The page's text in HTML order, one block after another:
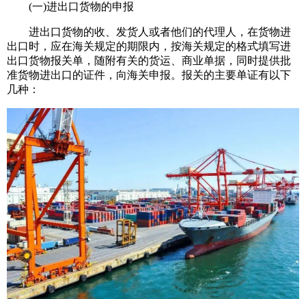
(一)进出口货物的申报
进出口货物的收、发货人或者他们的代理人，在货物进
出口时，应在海关规定的期限内，按海关规定的格式填写进
出口货物报关单，随附有关的货运、商业单据，同时提供批
准货物进出口的证件，向海关申报。报关的主要单证有以下
几种：